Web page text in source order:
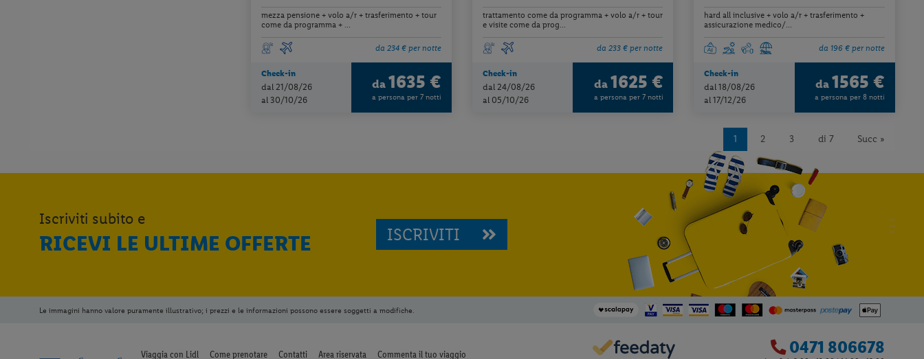
mezza pensione + volo a/r + trasferimento + tour
come da programma + ...
da 234 € per notte
Check-in
dal 21/08/26
al 30/10/26
da 1635 €
a persona per 7 notti
trattamento come da programma + volo a/r + tour
e visite come da prog...
da 233 € per notte
Check-in
dal 24/08/26
al 05/10/26
da 1625 €
a persona per 7 notti
hard all inclusive + volo a/r + trasferimento +
assicurazione medico/...
da 196 € per notte
Check-in
dal 18/08/26
al 17/12/26
da 1565 €
a persona per 8 notti
1 2 3 di 7 Succ »
Iscriviti subito e
RICEVI LE ULTIME OFFERTE ISCRIVITI
Le immagini hanno valore puramente illustrativo; i prezzi e le informazioni possono essere soggetti a modifiche.
Viaggia con Lidl Come prenotare Contatti Area riservata Commenta il tuo viaggio 0471 806678